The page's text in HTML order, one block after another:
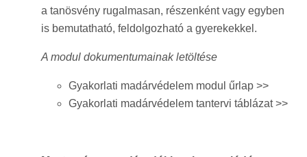
a tanösvény rugalmasan, részenként vagy egyben
is bemutatható, feldolgozható a gyerekekkel.
A modul dokumentumainak letöltése
Gyakorlati madárvédelem modul űrlap >>
Gyakorlati madárvédelem tantervi táblázat >>